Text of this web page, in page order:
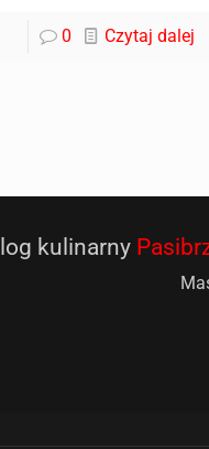
0 Czytaj dalej
kulinarny